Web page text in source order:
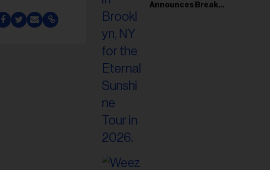
Announces Break